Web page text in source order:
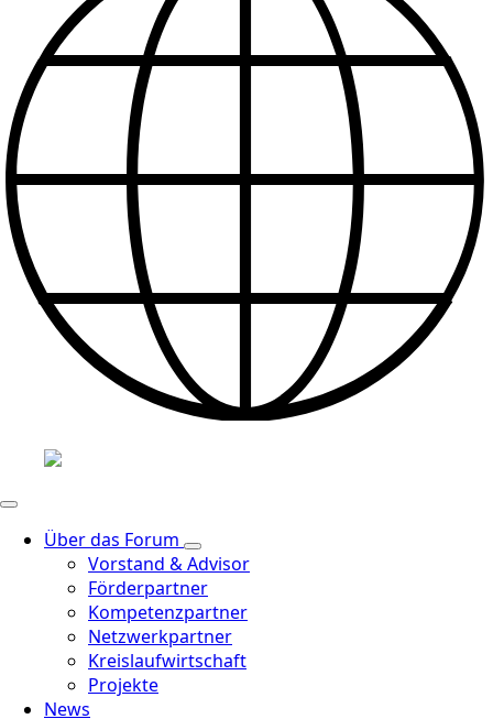
Über das Forum
Vorstand & Advisor
Förderpartner
Kompetenzpartner
Netzwerkpartner
Kreislaufwirtschaft
Projekte
News